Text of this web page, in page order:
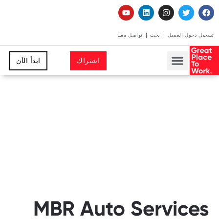
تسجيل دخول العميل بحث تواصل معنا
اشتراك ابدأ الآن
MBR Auto Services